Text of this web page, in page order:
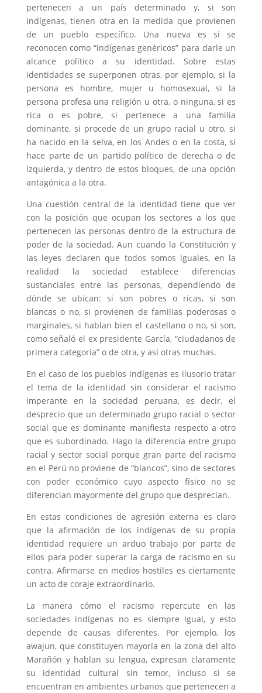
pertenecen a un país determinado y, si son
indígenas, tienen otra en la medida que provienen
de un pueblo específico. Una nueva es si se
reconocen como “indígenas genéricos” para darle un
alcance político a su identidad. Sobre estas
identidades se superponen otras, por ejemplo, si la
persona es hombre, mujer u homosexual, si la
persona profesa una religión u otra, o ninguna, si es
rica o es pobre, si pertenece a una familia
dominante, si procede de un grupo racial u otro, si
ha nacido en la selva, en los Andes o en la costa, si
hace parte de un partido político de derecha o de
izquierda, y dentro de estos bloques, de una opción
antagónica a la otra.
Una cuestión central de la identidad tiene que ver
con la posición que ocupan los sectores a los que
pertenecen las personas dentro de la estructura de
poder de la sociedad. Aun cuando la Constitución y
las leyes declaren que todos somos iguales, en la
realidad la sociedad establece diferencias
sustanciales entre las personas, dependiendo de
dónde se ubican: si son pobres o ricas, si son
blancas o no, si provienen de familias poderosas o
marginales, si hablan bien el castellano o no, si son,
como señaló el ex presidente García, “ciudadanos de
primera categoría” o de otra, y así otras muchas.
En el caso de los pueblos indígenas es ilusorio tratar
el tema de la identidad sin considerar el racismo
imperante en la sociedad peruana, es decir, el
desprecio que un determinado grupo racial o sector
social que es dominante manifiesta respecto a otro
que es subordinado. Hago la diferencia entre grupo
racial y sector social porque gran parte del racismo
en el Perú no proviene de “blancos”, sino de sectores
con poder económico cuyo aspecto físico no se
diferencian mayormente del grupo que desprecian.
En estas condiciones de agresión externa es claro
que la afirmación de los indígenas de su propia
identidad requiere un arduo trabajo por parte de
ellos para poder superar la carga de racismo en su
contra. Afirmarse en medios hostiles es ciertamente
un acto de coraje extraordinario.
La manera cómo el racismo repercute en las
sociedades indígenas no es siempre igual, y esto
depende de causas diferentes. Por ejemplo, los
awajun, que constituyen mayoría en la zona del alto
Marañón y hablan su lengua, expresan claramente
su identidad cultural sin temor, incluso si se
encuentran en ambientes urbanos que pertenecen a